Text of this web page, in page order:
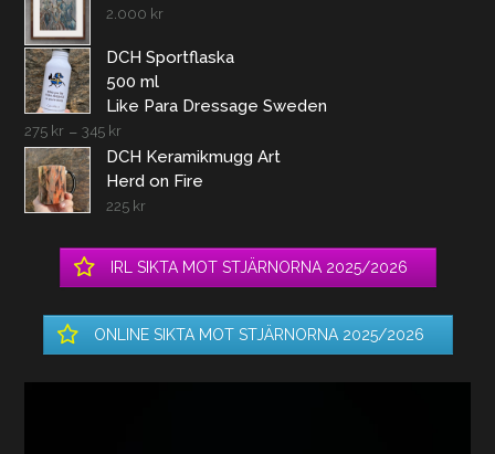
2.000 kr
DCH Sportflaska
500 ml
Like Para Dressage Sweden
275 kr – 345 kr
DCH Keramikmugg Art
Herd on Fire
225 kr
IRL SIKTA MOT STJÄRNORNA 2025/2026
ONLINE SIKTA MOT STJÄRNORNA 2025/2026